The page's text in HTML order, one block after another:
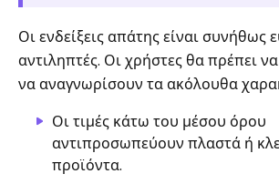
Οι ενδείξεις απάτης είναι συνήθως
αντιληπτές. Οι χρήστες θα πρέπει
να αναγνωρίσουν τα ακόλουθα
Οι τιμές κάτω του μέσου όρου
αντιπροσωπεύουν πλαστά ή
προϊόντα.